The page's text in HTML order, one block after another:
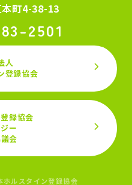
町4-38-13
2501
人
登録協会
録協会
ー
会
ルスタイン登録協会